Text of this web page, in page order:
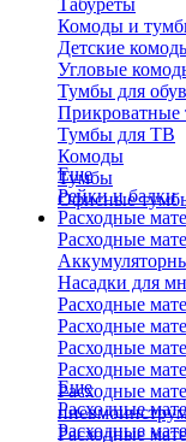
Табуреты
Комоды и
Детские
Угловые
Тумбы для
Прикроватные
Тумбы для ТВ
Комоды
Тумбы
Офисные
Еще
Рейки и балки
Расходные
Расходные
Насадки для
Расходные
Расходные
Расходные
Расходные
Расходные
Расходные
Еще
Расходные
Расходные